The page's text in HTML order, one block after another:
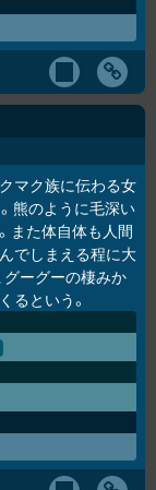
マク族に伝わる女
。熊のように毛深い
また体自体も人間
でしまえる程に大
グーグーの棲みか
るという。